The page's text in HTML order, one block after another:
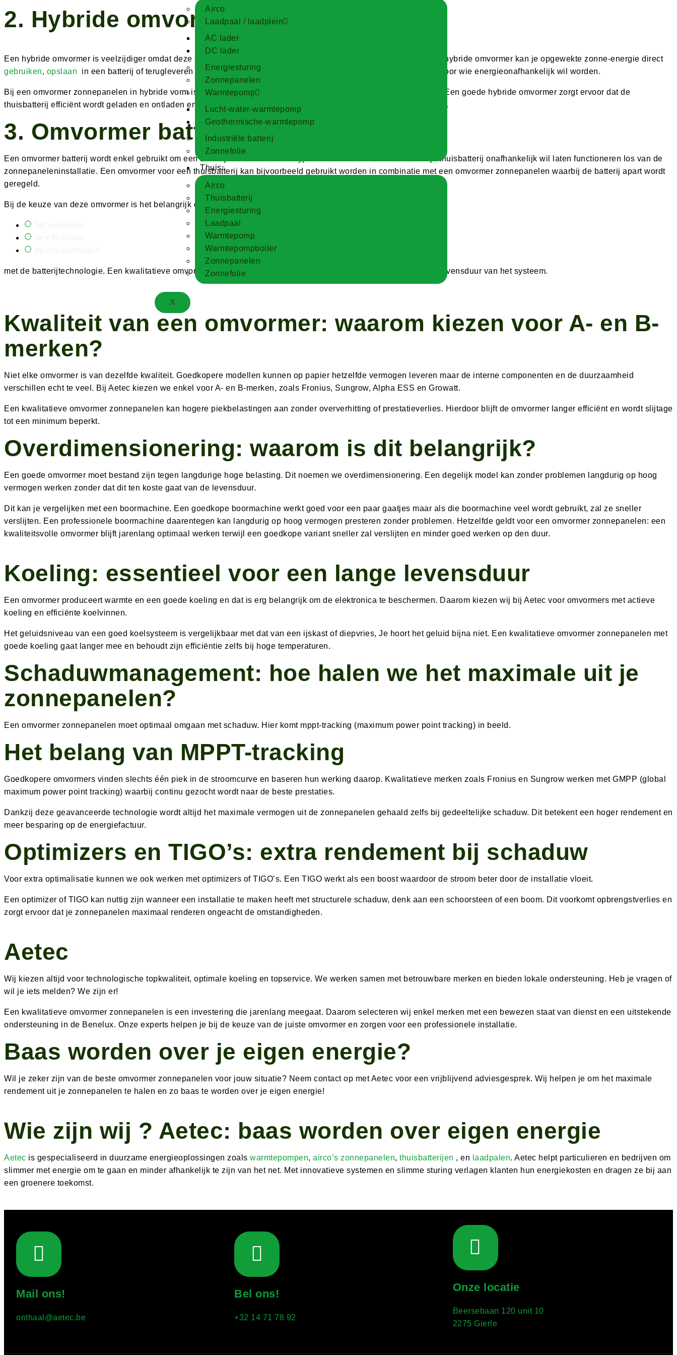
Airco
Laadpaal / laadplein
AC lader
DC lader
Energiesturing
Zonnepanelen
Warmtepomp
Lucht-water-warmtepomp
Geothermische-warmtepomp
Industriële batterij
Zonnefolie
Thuis
Airco
Thuisbatterij
Energiesturing
Laadpaal
Warmtepomp
Warmtepompboiler
Zonnepanelen
Zonnefolie
X
2. Hybride omvormers
Een hybride omvormer is veelzijdiger omdat deze zowel zonnepanelen als een thuisbatterij kan aansturen. Met een hybride omvormer kan je opgewekte zonne-energie direct
gebruiken, opslaan in een batterij of terugleveren aan het elektriciteitsnet. Dit maakt een hybride omvormer ideaal voor wie energieonafhankelijk wil worden.
Bij een omvormer zonnepanelen in hybride vorm is het belangrijk om te kijken naar de sturing en het batterijbeheer. Een goede hybride omvormer zorgt ervoor dat de
thuisbatterij efficiënt wordt geladen en ontladen en dat verlengt de levensduur van zowel de batterij als de omvormer.
3. Omvormer batterij
Een omvormer batterij wordt enkel gebruikt om een batterij aan te sturen. Dit type omvormer is ideaal voor wie zijn thuisbatterij onafhankelijk wil laten functioneren los van de
zonnepaneleninstallatie. Een omvormer voor een thuisbatterij kan bijvoorbeeld gebruikt worden in combinatie met een omvormer zonnepanelen waarbij de batterij apart wordt
geregeld.
Bij de keuze van deze omvormer is het belangrijk om te kijken naar:
met de batterijtechnologie. Een kwalitatieve omvormer zal de energie optimaal benutten en zorgen voor een lange levensduur van het systeem.
Kwaliteit van een omvormer: waarom kiezen voor A- en B-
merken?
Niet elke omvormer is van dezelfde kwaliteit. Goedkopere modellen kunnen op papier hetzelfde vermogen leveren maar de interne componenten en de duurzaamheid
verschillen echt te veel. Bij Aetec kiezen we enkel voor A- en B-merken, zoals Fronius, Sungrow, Alpha ESS en Growatt.
Een kwalitatieve omvormer zonnepanelen kan hogere piekbelastingen aan zonder oververhitting of prestatieverlies. Hierdoor blijft de omvormer langer efficiënt en wordt slijtage
tot een minimum beperkt.
Overdimensionering: waarom is dit belangrijk?
Een goede omvormer moet bestand zijn tegen langdurige hoge belasting. Dit noemen we overdimensionering. Een degelijk model kan zonder problemen langdurig op hoog
vermogen werken zonder dat dit ten koste gaat van de levensduur.
Dit kan je vergelijken met een boormachine. Een goedkope boormachine werkt goed voor een paar gaatjes maar als die boormachine veel wordt gebruikt, zal ze sneller
verslijten. Een professionele boormachine daarentegen kan langdurig op hoog vermogen presteren zonder problemen. Hetzelfde geldt voor een omvormer zonnepanelen: een
kwaliteitsvolle omvormer blijft jarenlang optimaal werken terwijl een goedkope variant sneller zal verslijten en minder goed werken op den duur.
Koeling: essentieel voor een lange levensduur
Een omvormer produceert warmte en een goede koeling en dat is erg belangrijk om de elektronica te beschermen. Daarom kiezen wij bij Aetec voor omvormers met actieve
koeling en efficiënte koelvinnen.
Het geluidsniveau van een goed koelsysteem is vergelijkbaar met dat van een ijskast of diepvries, Je hoort het geluid bijna niet. Een kwalitatieve omvormer zonnepanelen met
goede koeling gaat langer mee en behoudt zijn efficiëntie zelfs bij hoge temperaturen.
Schaduwmanagement: hoe halen we het maximale uit je
zonnepanelen?
Een omvormer zonnepanelen moet optimaal omgaan met schaduw. Hier komt mppt-tracking (maximum power point tracking) in beeld.
Het belang van MPPT-tracking
Goedkopere omvormers vinden slechts één piek in de stroomcurve en baseren hun werking daarop. Kwalitatieve merken zoals Fronius en Sungrow werken met GMPP (global
maximum power point tracking) waarbij continu gezocht wordt naar de beste prestaties.
Dankzij deze geavanceerde technologie wordt altijd het maximale vermogen uit de zonnepanelen gehaald zelfs bij gedeeltelijke schaduw. Dit betekent een hoger rendement en
meer besparing op de energiefactuur.
Optimizers en TIGO’s: extra rendement bij schaduw
Voor extra optimalisatie kunnen we ook werken met optimizers of TIGO’s. Een TIGO werkt als een boost waardoor de stroom beter door de installatie vloeit.
Een optimizer of TIGO kan nuttig zijn wanneer een installatie te maken heeft met structurele schaduw, denk aan een schoorsteen of een boom. Dit voorkomt opbrengstverlies en
zorgt ervoor dat je zonnepanelen maximaal renderen ongeacht de omstandigheden.
Aetec
Wij kiezen altijd voor technologische topkwaliteit, optimale koeling en topservice. We werken samen met betrouwbare merken en bieden lokale ondersteuning. Heb je vragen of
wil je iets melden? We zijn er!
Een kwalitatieve omvormer zonnepanelen is een investering die jarenlang meegaat. Daarom selecteren wij enkel merken met een bewezen staat van dienst en een uitstekende
ondersteuning in de Benelux. Onze experts helpen je bij de keuze van de juiste omvormer en zorgen voor een professionele installatie.
Baas worden over je eigen energie?
Wil je zeker zijn van de beste omvormer zonnepanelen voor jouw situatie? Neem contact op met Aetec voor een vrijblijvend adviesgesprek. Wij helpen je om het maximale
rendement uit je zonnepanelen te halen en zo baas te worden over je eigen energie!
Wie zijn wij ? Aetec: baas worden over eigen energie
Aetec is gespecialiseerd in duurzame energieoplossingen zoals warmtepompen, airco’s zonnepanelen, thuisbatterijen , en laadpalen. Aetec helpt particulieren en bedrijven om
slimmer met energie om te gaan en minder afhankelijk te zijn van het net. Met innovatieve systemen en slimme sturing verlagen klanten hun energiekosten en dragen ze bij aan
een groenere toekomst.
Mail ons!
onthaal@aetec.be
Bel ons!
+32 14 71 78 92
Onze locatie
Beersebaan 120 unit 10
2275 Gierle